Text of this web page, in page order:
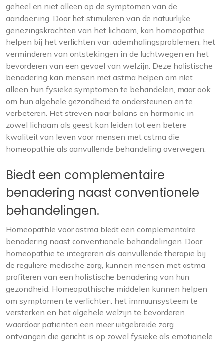
geheel en niet alleen op de symptomen van de
aandoening. Door het stimuleren van de natuurlijke
genezingskrachten van het lichaam, kan homeopathie
helpen bij het verlichten van ademhalingsproblemen, het
verminderen van ontstekingen in de luchtwegen en het
bevorderen van een gevoel van welzijn. Deze holistische
benadering kan mensen met astma helpen om niet
alleen hun fysieke symptomen te behandelen, maar ook
om hun algehele gezondheid te ondersteunen en te
verbeteren. Het streven naar balans en harmonie in
zowel lichaam als geest kan leiden tot een betere
kwaliteit van leven voor mensen met astma die
homeopathie als aanvullende behandeling overwegen.
Biedt een complementaire
benadering naast conventionele
behandelingen.
Homeopathie voor astma biedt een complementaire
benadering naast conventionele behandelingen. Door
homeopathie te integreren als aanvullende therapie bij
de reguliere medische zorg, kunnen mensen met astma
profiteren van een holistische benadering van hun
gezondheid. Homeopathische middelen kunnen helpen
om symptomen te verlichten, het immuunsysteem te
versterken en het algehele welzijn te bevorderen,
waardoor patiënten een meer uitgebreide zorg
ontvangen die gericht is op zowel fysieke als emotionele